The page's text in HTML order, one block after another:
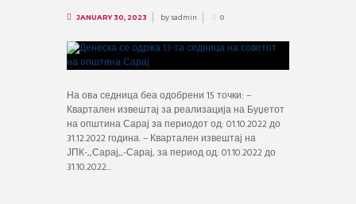
JANUARY 30, 2023 bysadmin 0
На овa седница беа одобрени 15 точки: –
Квартален извештај за реализација на Буџетот
на општина Сарај за периодот од: 01.10.2022 до
31.12.2022 година. – Квартален извештај на
ЈПК-,,Сарај,,-Сарај, за период од: 01.10.2022 до
31.10.2022...